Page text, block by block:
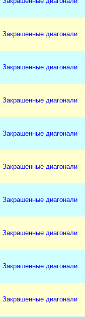
Закрашенные диагонали
Закрашенные диагонали
Закрашенные диагонали
Закрашенные диагонали
Закрашенные диагонали
Закрашенные диагонали
Закрашенные диагонали
Закрашенные диагонали
Закрашенные диагонали